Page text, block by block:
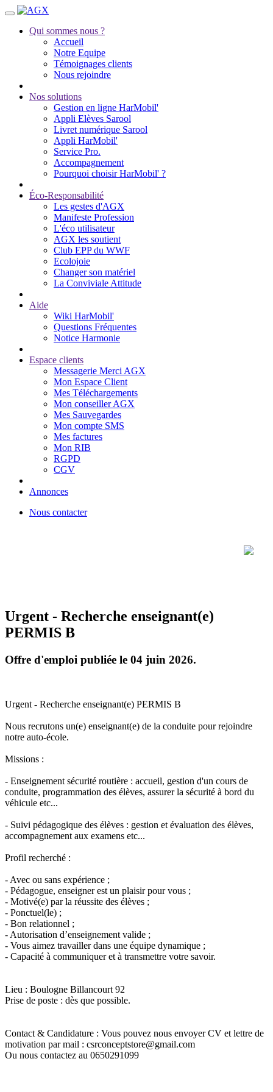
Qui sommes nous ?
Accueil
Notre Equipe
Témoignages clients
Nous rejoindre
Nos solutions
Gestion en ligne HarMobil'
Appli Elèves Sarool
Livret numérique Sarool
Appli HarMobil'
Service Pro.
Accompagnement
Pourquoi choisir HarMobil' ?
Éco-Responsabilité
Les gestes d'AGX
Manifeste Profession
L'éco utilisateur
AGX les soutient
Club EPP du WWF
Ecolojoie
Changer son matériel
La Conviviale Attitude
Aide
Wiki HarMobil'
Questions Fréquentes
Notice Harmonie
Espace clients
Messagerie Merci AGX
Mon Espace Client
Mes Téléchargements
Mon conseiller AGX
Mes Sauvegardes
Mon compte SMS
Mes factures
Mon RIB
RGPD
CGV
Annonces
Nous contacter
Urgent - Recherche enseignant(e)
PERMIS B
Offre d'emploi publiée le 04 juin 2026.
Urgent - Recherche enseignant(e) PERMIS B
Nous recrutons un(e) enseignant(e) de la conduite pour rejoindre
notre auto-école.
Missions :
- Enseignement sécurité routière : accueil, gestion d'un cours de
conduite, programmation des élèves, assurer la sécurité à bord du
véhicule etc...
- Suivi pédagogique des élèves : gestion et évaluation des élèves,
accompagnement aux examens etc...
Profil recherché :
- Avec ou sans expérience ;
- Pédagogue, enseigner est un plaisir pour vous ;
- Motivé(e) par la réussite des élèves ;
- Ponctuel(le) ;
- Bon relationnel ;
- Autorisation d’enseignement valide ;
- Vous aimez travailler dans une équipe dynamique ;
- Capacité à communiquer et à transmettre votre savoir.
Lieu : Boulogne Billancourt 92
Prise de poste : dès que possible.
Contact & Candidature : Vous pouvez nous envoyer CV et lettre de
motivation par mail : csrconceptstore@gmail.com
Ou nous contactez au 0650291099